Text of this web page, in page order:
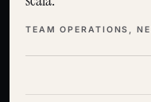
TEAM OPERATIONS,